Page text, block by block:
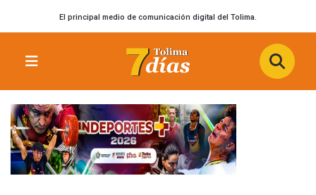
El principal medio de comunicación digital del Tolima.